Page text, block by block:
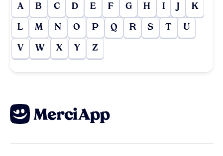
A B C D E F G H I J K
L M N O P Q R S T U
V W X Y Z